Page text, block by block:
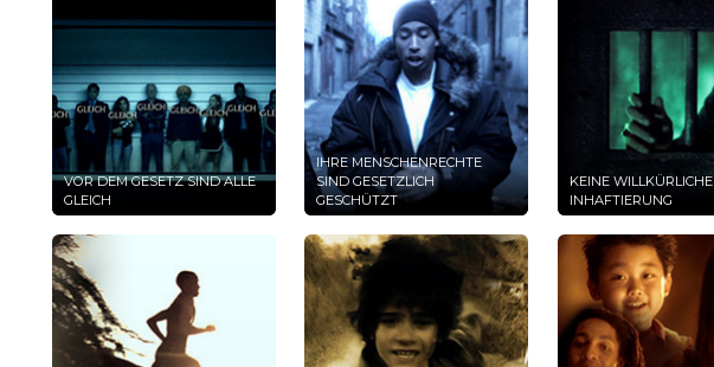
VOR DEM GESETZ SIND ALLE
GLEICH
IHRE MENSCHENRECHTE
SIND GESETZLICH
GESCHÜTZT
KEINE WILLKÜRLICHE
INHAFTIERUNG